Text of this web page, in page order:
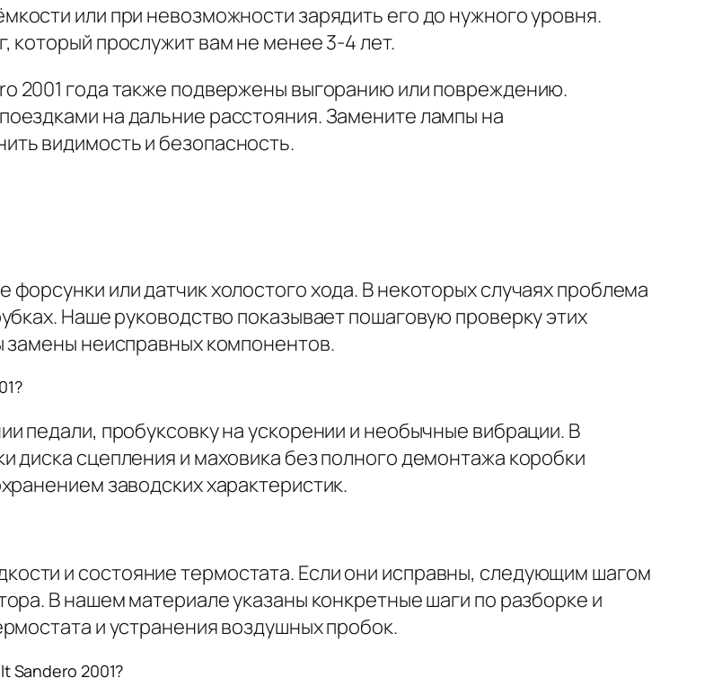
или при невозможности зарядить его до нужного уровня.
который прослужит вам не менее 3-4 лет.
2001 года также подвержены выгоранию или повреждению.
на дальние расстояния. Замените лампы на
видимость и безопасность.
или датчик холостого хода. В некоторых случаях проблема
Наше руководство показывает пошаговую проверку этих
замены неисправных компонентов.
педали, пробуксовку на ускорении и необычные вибрации. В
диска сцепления и маховика без полного демонтажа коробки
заводских характеристик.
и состояние термостата. Если они исправны, следующим шагом
В нашем материале указаны конкретные шаги по разборке и
и устранения воздушных пробок.
Sandero 2001?